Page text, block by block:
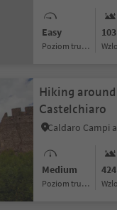
Easy
Poziom trudności
Hiking
Castelchiaro
Medium
Poziom trudności